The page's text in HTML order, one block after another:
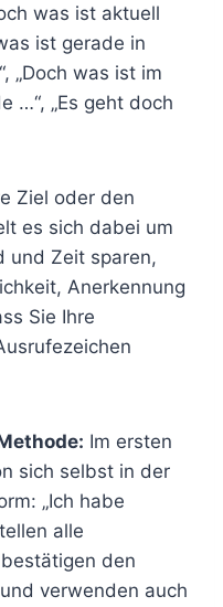
was ist aktuell
ist gerade in
„Doch was ist im
…“, „Es geht doch
Ziel oder den
es sich dabei um
und Zeit sparen,
Anerkennung
Sie Ihre
Im ersten
sich selbst in der
„Ich habe
alle
den
verwenden auch